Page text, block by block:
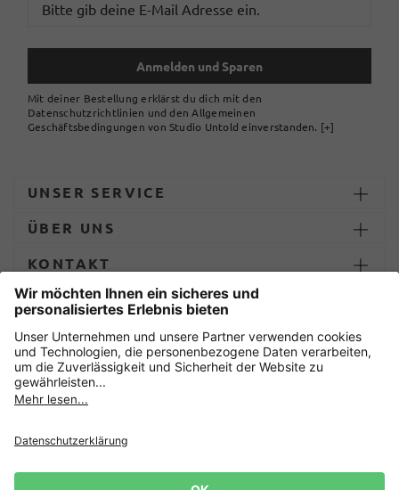
Anmelden und Sparen
Mit deiner Bestellung erklärst du dich mit den
Datenschutzrichtlinien und den Allgemeinen
Geschäftsbedingungen von Studio Untold einverstanden. [+]
UNSER SERVICE
ÜBER UNS
KONTAKT
ZAHLUNG UND LIEFERUNG
Sicher einkaufen mit
Impressum